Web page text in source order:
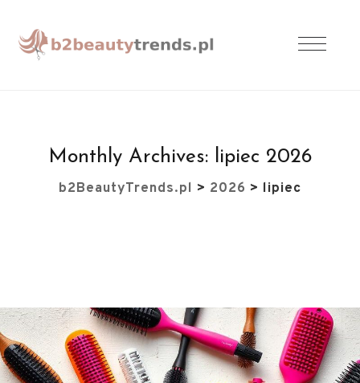
Monthly Archives: lipiec 2026
b2BeautyTrends.pl > 2026 > lipiec